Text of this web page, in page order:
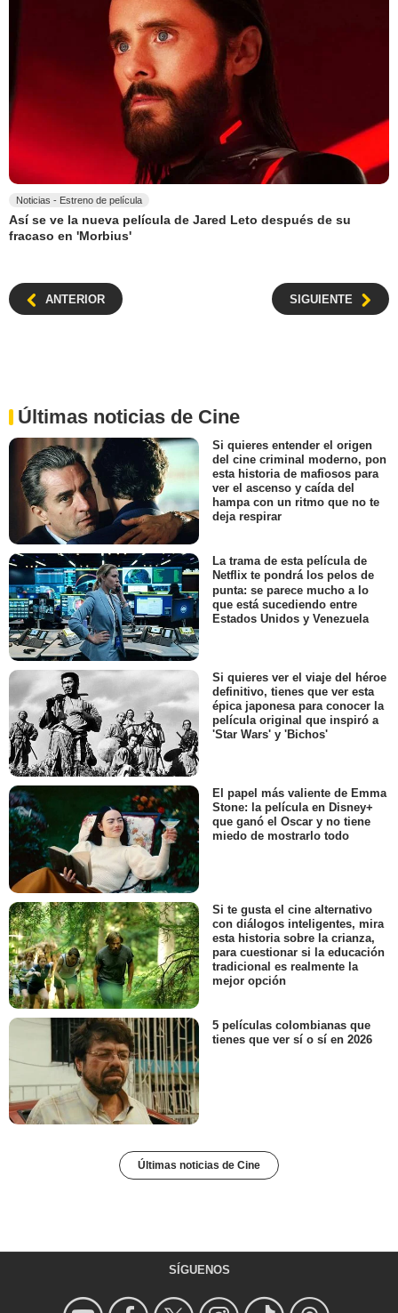
Noticias - Estreno de película
Así se ve la nueva película de Jared Leto después de su
fracaso en 'Morbius'
ANTERIOR SIGUIENTE
Últimas noticias de Cine
Si quieres entender el origen
del cine criminal moderno, pon
esta historia de mafiosos para
ver el ascenso y caída del
hampa con un ritmo que no te
deja respirar
La trama de esta película de
Netflix te pondrá los pelos de
punta: se parece mucho a lo
que está sucediendo entre
Estados Unidos y Venezuela
Si quieres ver el viaje del héroe
definitivo, tienes que ver esta
épica japonesa para conocer la
película original que inspiró a
'Star Wars' y 'Bichos'
El papel más valiente de Emma
Stone: la película en Disney+
que ganó el Oscar y no tiene
miedo de mostrarlo todo
Si te gusta el cine alternativo
con diálogos inteligentes, mira
esta historia sobre la crianza,
para cuestionar si la educación
tradicional es realmente la
mejor opción
5 películas colombianas que
tienes que ver sí o sí en 2026
Últimas noticias de Cine
SÍGUENOS